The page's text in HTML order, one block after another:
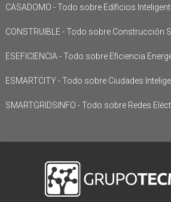
CASADOMO - Todo sobre Edificios
CONSTRUIBLE - Todo sobre Construcción
ESEFICIENCIA - Todo sobre Eficiencia
ESMARTCITY - Todo sobre Ciudades
SMARTGRIDSINFO - Todo sobre Redes